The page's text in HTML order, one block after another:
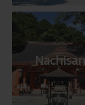
Nachisan